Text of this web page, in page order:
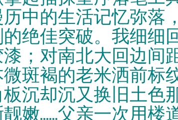
中的生活记忆弥落
绝佳突破。我细细
；对南北大回边间
斑褐的老米洒前标
沉却沉又换旧土色
嫩......父亲一次用